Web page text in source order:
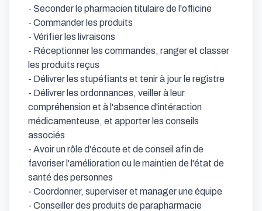
- Seconder le pharmacien titulaire de l'officine
- Commander les produits
- Vérifier les livraisons
- Réceptionner les commandes, ranger et classer
les produits reçus
- Délivrer les stupéfiants et tenir à jour le registre
- Délivrer les ordonnances, veiller à leur
compréhension et à l'absence d'intéraction
médicamenteuse, et apporter les conseils
associés
- Avoir un rôle d'écoute et de conseil afin de
favoriser l'amélioration ou le maintien de l'état de
santé des personnes
- Coordonner, superviser et manager une équipe
- Conseiller des produits de parapharmacie